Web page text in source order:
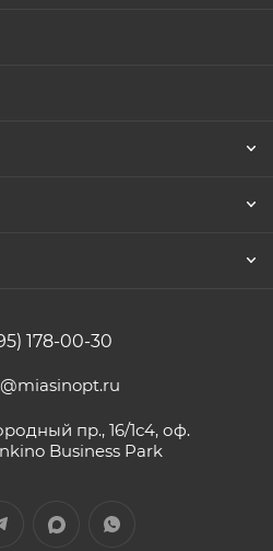
178-00-30
пр., 16/1с4, оф.
Business Park